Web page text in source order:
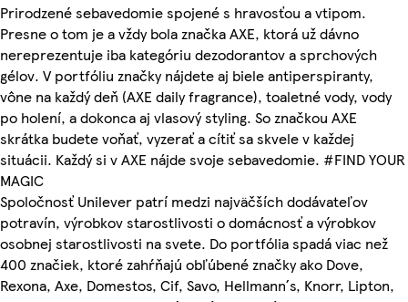
Prirodzené sebavedomie spojené s hravosťou a vtipom.
Presne o tom je a vždy bola značka AXE, ktorá už dávno
nereprezentuje iba kategóriu dezodorantov a sprchových
gélov. V portfóliu značky nájdete aj biele antiperspiranty,
vône na každý deň (AXE daily fragrance), toaletné vody, vody
po holení, a dokonca aj vlasový styling. So značkou AXE
skrátka budete voňať, vyzerať a cítiť sa skvele v každej
situácii. Každý si v AXE nájde svoje sebavedomie. #FIND YOUR
MAGIC
Spoločnosť Unilever patrí medzi najväčších dodávateľov
potravín, výrobkov starostlivosti o domácnosť a výrobkov
osobnej starostlivosti na svete. Do portfólia spadá viac než
400 značiek, ktoré zahŕňajú obľúbené značky ako Dove,
Rexona, Axe, Domestos, Cif, Savo, Hellmann´s, Knorr, Lipton,